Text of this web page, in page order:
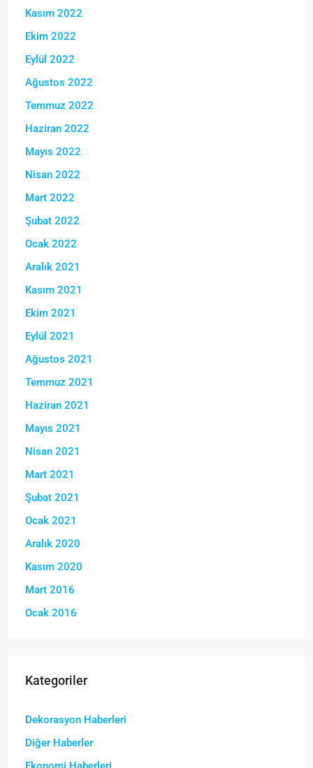
Kasım 2022
Ekim 2022
Eylül 2022
Ağustos 2022
Temmuz 2022
Haziran 2022
Mayıs 2022
Nisan 2022
Mart 2022
Şubat 2022
Ocak 2022
Aralık 2021
Kasım 2021
Ekim 2021
Eylül 2021
Ağustos 2021
Temmuz 2021
Haziran 2021
Mayıs 2021
Nisan 2021
Mart 2021
Şubat 2021
Ocak 2021
Aralık 2020
Kasım 2020
Mart 2016
Ocak 2016
Kategoriler
Dekorasyon Haberleri
Diğer Haberler